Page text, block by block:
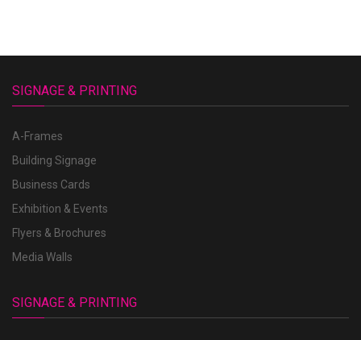
SIGNAGE & PRINTING
A-Frames
Building Signage
Business Cards
Exhibition & Events
Flyers & Brochures
Media Walls
SIGNAGE & PRINTING